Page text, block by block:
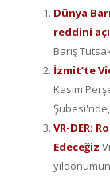
Dünya
reddini
Barış
İzmit’te
Kasım
VR-DER:
Edeceğiz